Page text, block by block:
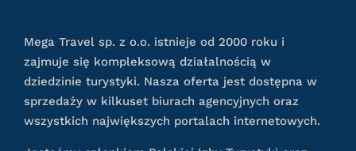
Mega Travel sp. z o.o. istnieje od 2000 roku i
zajmuje się kompleksową działalnością w
dziedzinie turystyki. Nasza oferta jest dostępna w
sprzedaży w kilkuset biurach agencyjnych oraz
wszystkich największych portalach internetowych.